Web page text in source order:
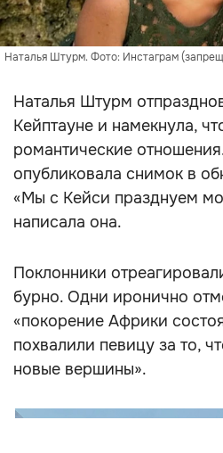
Наталья Штурм. Фото: Инстаграм
Наталья Штурм
Кейптауне и намекнула,
романтические
опубликовала снимок в
«Мы с Кейси празднуем
написала она.
Поклонники
бурно. Одни иронично
«покорение Африки
похвалили певицу за то,
новые вершины».